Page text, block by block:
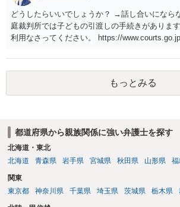
離婚については，相手方が離婚したいようです
らの意思次第だと思います。慰謝料を請求する
過も含めて，どのように相談者が精神的苦痛を
いく事情になると思います。 法律問題より，夫
どうしたらいいでしょうか？ →話し合いになら
庭裁判所では子どもの引渡しの手続きがありま
利用なさってください。 https://
もっとみる
都道府県から親族関係に強い弁護士を探す
北海道・東北
北海道
青森県 岩手県 宮城県 秋田県 山形県
関東
東京都
神奈川県 千葉県 埼玉県 茨城県 栃木県